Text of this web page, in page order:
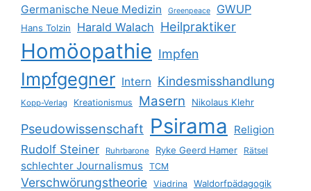
Germanische Neue Medizin Greenpeace GWUP
Hans Tolzin Harald Walach Heilpraktiker
Homöopathie Impfen
Impfgegner Intern Kindesmisshandlung
Kopp-Verlag Kreationismus Masern Nikolaus Klehr
Pseudowissenschaft Psirama Religion
Rudolf Steiner Ruhrbarone Ryke Geerd Hamer Rätsel
schlechter Journalismus TCM
Verschwörungstheorie Viadrina Waldorfpädagogik